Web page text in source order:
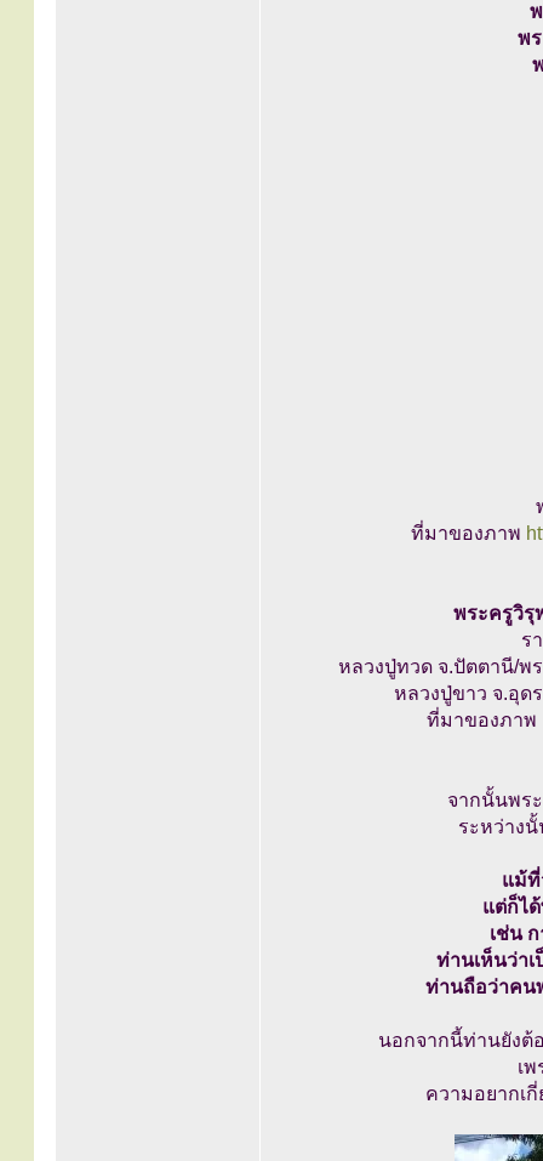
พ
ที่มาของภาพ
พระครูวิรุ
ร
หลวงปู่ทวด จ.ปัตตานี/พ
หลวงปู่ขาว จ.อุด
ที่มาของภาพ
จากนั้นพร
ระหว่าง
แม้ที่
แต่ก็ไ
เช่น
ท่านเห็นว่าเ
ท่านถือว่าคน
นอกจากนี้ท่านยังต้
เ
ความอยากเ